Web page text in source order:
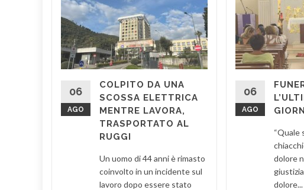
06
AGO
COLPITO DA UNA
SCOSSA ELETTRICA
MENTRE LAVORA,
TRASPORTATO AL
RUGGI
Un uomo di 44 anni è rimasto
coinvolto in un incidente sul
lavoro dopo essere stato
06
AGO
“Quale
dolore
dolore...